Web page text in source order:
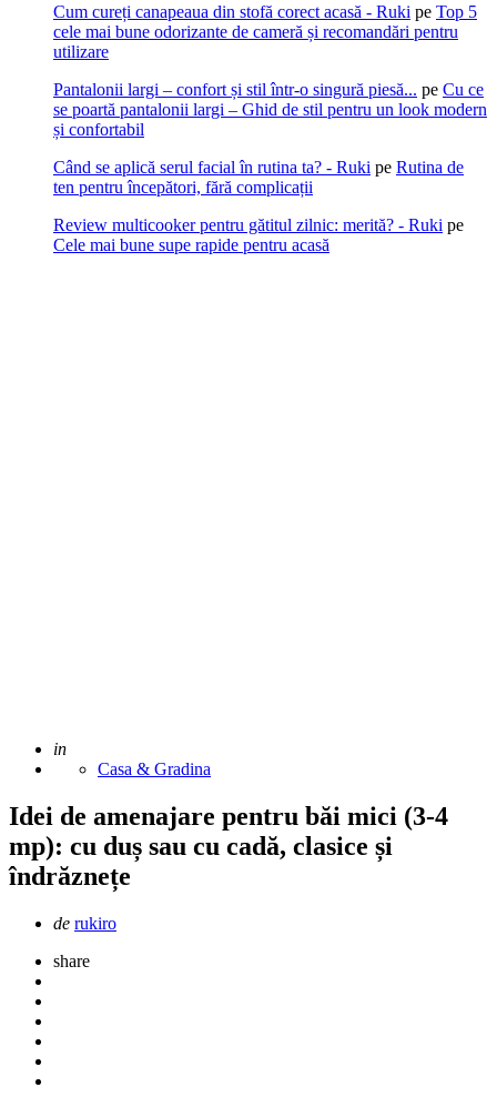
Cum cureți canapeaua din stofă corect acasă - Ruki pe Top 5
cele mai bune odorizante de cameră și recomandări pentru
utilizare
Pantalonii largi – confort și stil într-o singură piesă... pe Cu ce
se poartă pantalonii largi – Ghid de stil pentru un look modern
și confortabil
Când se aplică serul facial în rutina ta? - Ruki pe Rutina de
ten pentru începători, fără complicații
Review multicooker pentru gătitul zilnic: merită? - Ruki pe
Cele mai bune supe rapide pentru acasă
Adaugat
in
Casa & Gradina
Idei de amenajare pentru băi mici (3-4
mp): cu duș sau cu cadă, clasice și
îndrăznețe
Scris
de rukiro
share